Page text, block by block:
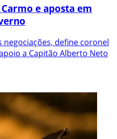
e aposta em
negociações, define coronel
a Capitão Alberto Neto